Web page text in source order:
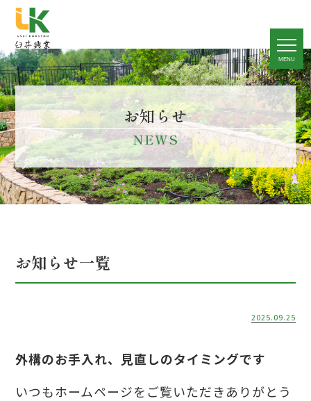
toggle
MENU
お知らせ
NEWS
お知らせ一覧
2025.09.25
外構のお手入れ、見直しのタイミングです
いつもホームページをご覧いただきありがとう